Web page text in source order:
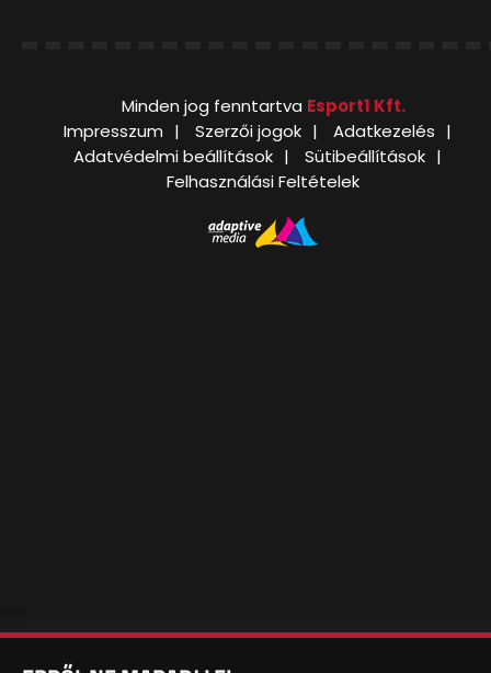
Minden jog fenntartva Esport1 Kft.
Impresszum
Szerzői jogok
Adatkezelés
Adatvédelmi beállítások
Sütibeállítások
Felhasználási Feltételek